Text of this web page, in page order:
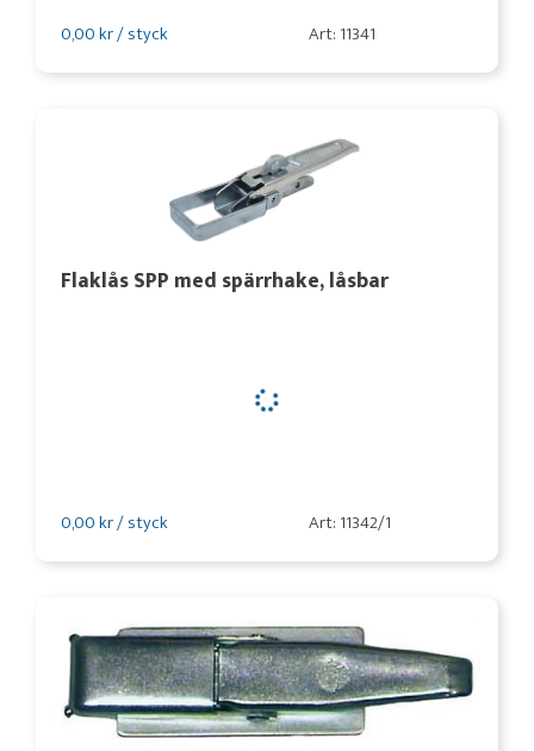
0,00 kr / styck Art: 11341
Flaklås SPP med spärrhake, låsbar
0,00 kr / styck Art: 11342/1